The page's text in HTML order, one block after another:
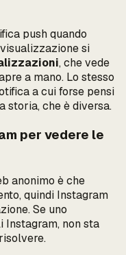
push quando
si
, che vede
a mano. Lo stesso
a cui forse pensi
storia, che è diversa.
per vedere le
anonimo è che
quindi Instagram
Se uno
Instagram, non sta